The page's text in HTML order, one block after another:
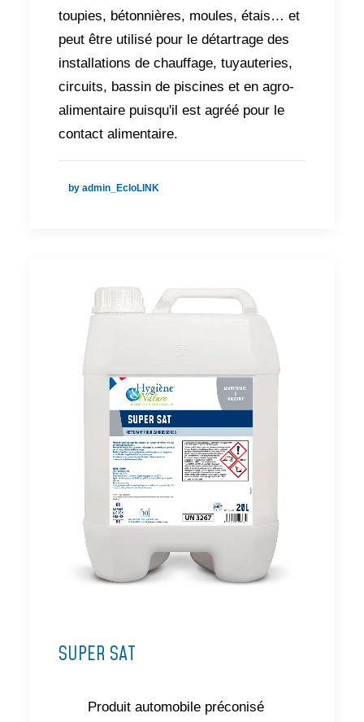
toupies, bétonnières, moules, étais… et
peut être utilisé pour le détartrage des
installations de chauffage, tuyauteries,
circuits, bassin de piscines et en agro-
alimentaire puisqu'il est agréé pour le
contact alimentaire.
by admin_EcloLINK
SUPER SAT
Produit automobile préconisé